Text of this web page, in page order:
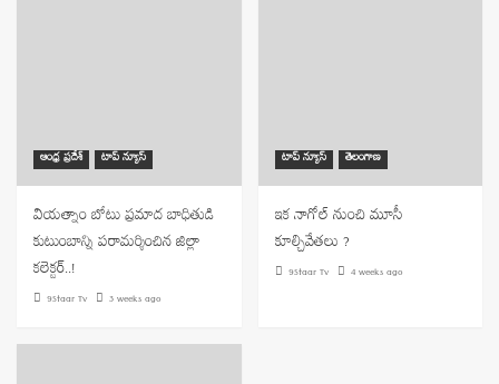
ఆంధ్ర ప్రదేశ్ టాప్ న్యూస్
వియత్నాం బోటు ప్రమాద బాధితుడి
కుటుంబాన్ని పరామర్శించిన జిల్లా
కలెక్టర్..!
9Staar Tv 3 weeks ago
టాప్ న్యూస్ తెలంగాణ
ఇక నాగోల్ నుంచి మూసీ
కూల్చివేతలు ?
9Staar Tv 4 weeks ago